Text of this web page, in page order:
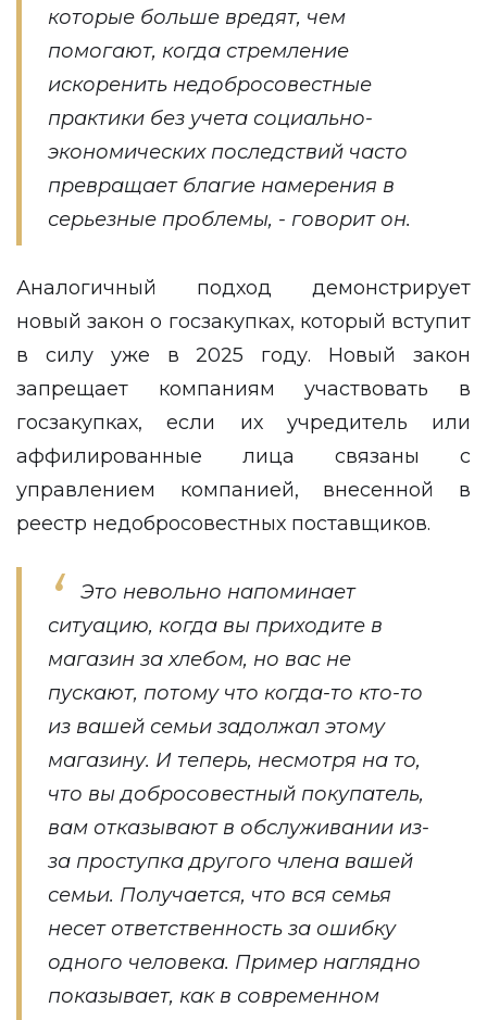
которые больше вредят, чем
помогают, когда стремление
искоренить недобросовестные
практики без учета социально-
экономических последствий часто
превращает благие намерения в
серьезные проблемы, - говорит он.
Аналогичный подход демонстрирует
новый закон о госзакупках, который вступит
в силу уже в 2025 году. Новый закон
запрещает компаниям участвовать в
госзакупках, если их учредитель или
аффилированные лица связаны с
управлением компанией, внесенной в
реестр недобросовестных поставщиков.
Это невольно напоминает
ситуацию, когда вы приходите в
магазин за хлебом, но вас не
пускают, потому что когда-то кто-то
из вашей семьи задолжал этому
магазину. И теперь, несмотря на то,
что вы добросовестный покупатель,
вам отказывают в обслуживании из-
за проступка другого члена вашей
семьи. Получается, что вся семья
несет ответственность за ошибку
одного человека. Пример наглядно
показывает, как в современном